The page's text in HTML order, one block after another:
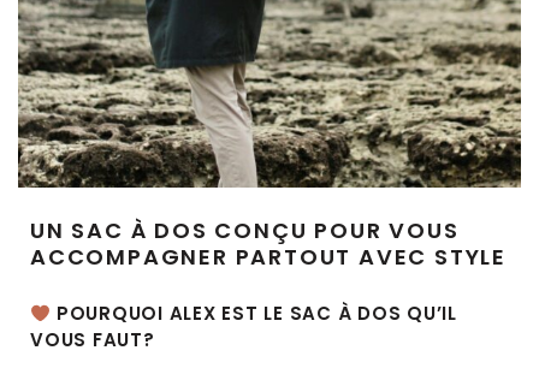
UN SAC À DOS CONÇU POUR VOUS
ACCOMPAGNER PARTOUT AVEC STYLE
POURQUOI ALEX EST LE SAC À DOS QU’IL
VOUS FAUT?